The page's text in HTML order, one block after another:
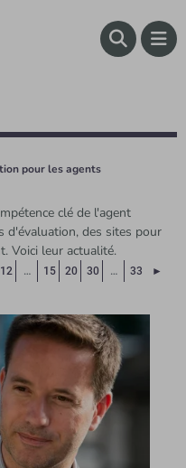
pour les agents
clé de l'agent
d'évaluation, des sites pour
Voici leur actualité.
12 … 15 20 30 … 33 ►